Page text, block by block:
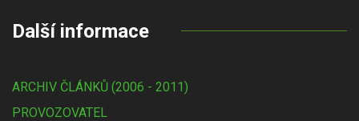
Další informace
ARCHIV ČLÁNKŮ (2006 - 2011)
PROVOZOVATEL